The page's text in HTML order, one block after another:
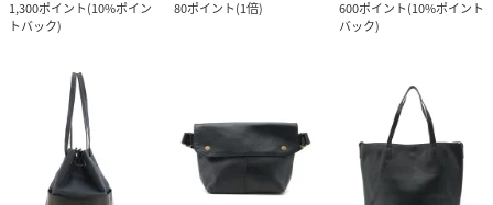
1,300ポイント(10%ポイン
トバック)
80ポイント(1倍)
600ポイント(10%ポイント
バック)